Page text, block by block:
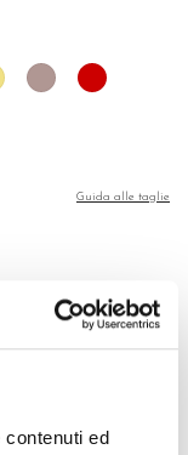
ed
Oro
Rosa
antico
Rosso
Guida alle taglie
39€